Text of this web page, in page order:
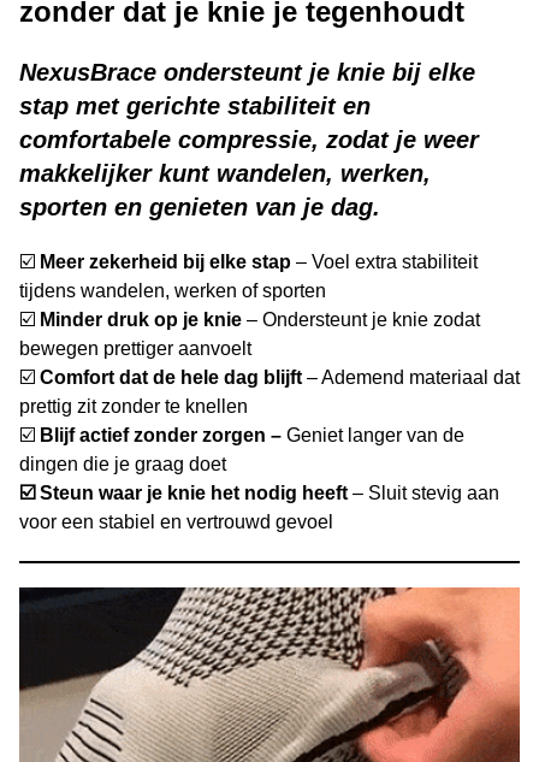
zonder dat je knie je tegenhoudt
NexusBrace ondersteunt je knie bij elke
stap met gerichte stabiliteit en
comfortabele compressie, zodat je weer
makkelijker kunt wandelen, werken,
sporten en genieten van je dag.
☑️ Meer zekerheid bij elke stap – Voel extra stabiliteit
tijdens wandelen, werken of sporten
☑️ Minder druk op je knie – Ondersteunt je knie zodat
bewegen prettiger aanvoelt
☑️ Comfort dat de hele dag blijft – Ademend materiaal dat
prettig zit zonder te knellen
☑️ Blijf actief zonder zorgen – Geniet langer van de
dingen die je graag doet
☑️ Steun waar je knie het nodig heeft – Sluit stevig aan
voor een stabiel en vertrouwd gevoel